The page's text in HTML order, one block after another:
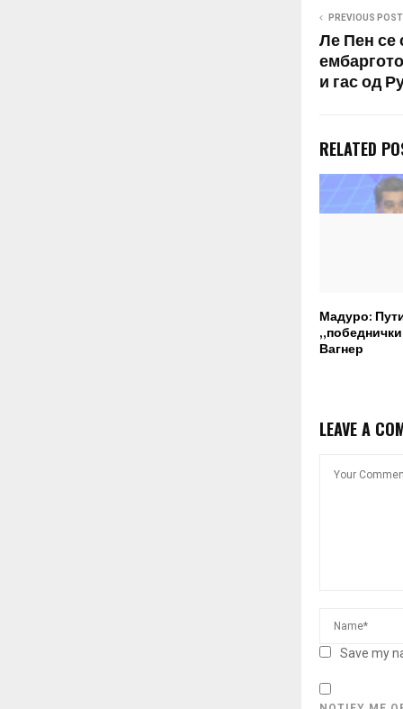
PREVIOUS POST
Ле Пен се
и гас од
RELATED
Мадуро:
Вагнер
LEAVE A
Save my